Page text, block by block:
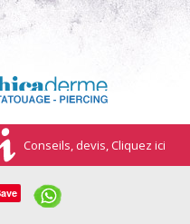
Conseils, devis, Cliquez ici